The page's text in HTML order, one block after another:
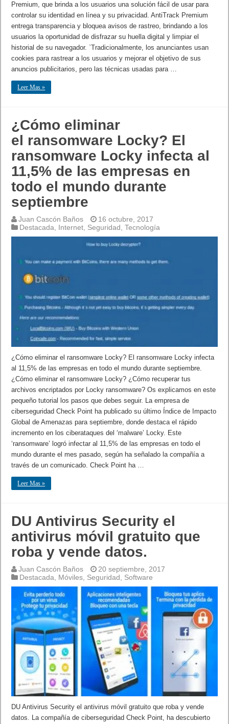
Premium, que brinda a los usuarios una solución fácil de usar para
controlar su identidad en línea y su privacidad. AntiTrack Premium
entrega transparencia y bloquea avisos de rastreo, brindando a los
usuarios la oportunidad de disfrazar su huella digital y limpiar el
historial de su navegador. `Tradicionalmente, los anunciantes usan
cookies para rastrear a los usuarios y mejorar el objetivo de sus
anuncios publicitarios, pero las técnicas usadas para …
Leer Mas »
¿Cómo eliminar
el ransomware Locky? El
ransomware Locky infecta al
11,5% de las empresas en
todo el mundo durante
septiembre
Juan Cascón Baños
16 octubre, 2017
Destacada
Internet Seguridad ,Tecnología
¿Cómo eliminar el ransomware Locky? El ransomware Locky infecta
al 11,5% de las empresas en todo el mundo durante septiembre.
¿Cómo eliminar el ransomware Locky? ¿Cómo recuperar tus
archivos encriptados por Locky ransomware? Os explicamos en este
pequeño tutorial los pasos que debes seguir. La empresa de
ciberseguridad Check Point ha publicado su último Índice de Impacto
Global de Amenazas para septiembre, donde destaca el rápido
incremento en los ciberataques del ‘malware’ Locky. Este
‘ransomware’ logró infectar al 11,5% de las empresas en todo el
mundo durante el mes pasado, según ha señalado la compañía a
través de un comunicado. Check Point ha …
Leer Mas »
DU Antivirus Security el
antivirus móvil gratuito que
roba y vende datos.
Juan Cascón Baños
20 septiembre, 2017
Destacada
Móviles Seguridad Software
DU Antivirus Security el antivirus móvil gratuito que roba y vende
datos. La compañía de ciberseguridad Check Point, ha descubierto